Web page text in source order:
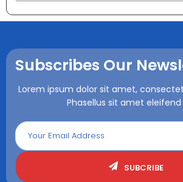
Subscribes Our
Lorem ipsum dolor sit amet,
Phasellus sit amet eleifend
SUBCRIBE